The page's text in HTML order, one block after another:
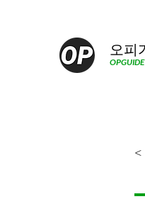
오피
OPGUIDE
<